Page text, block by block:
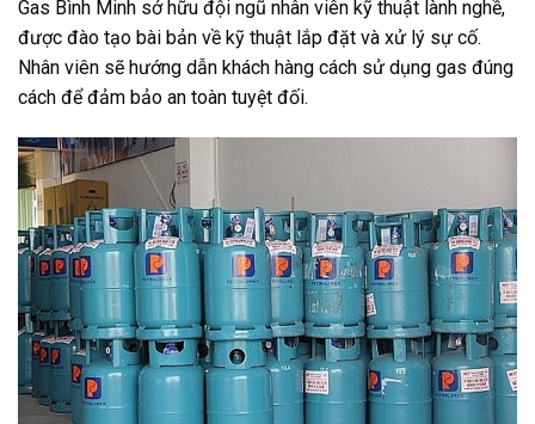
Gas Bình Minh sở hữu đội ngũ nhân viên kỹ thuật lành nghề,
được đào tạo bài bản về kỹ thuật lắp đặt và xử lý sự cố.
Nhân viên sẽ hướng dẫn khách hàng cách sử dụng gas đúng
cách để đảm bảo an toàn tuyệt đối.